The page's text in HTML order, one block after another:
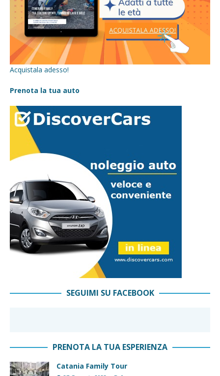
Acquistala adesso!
Prenota la tua auto
SEGUIMI SU FACEBOOK
PRENOTA LA TUA ESPERIENZA
Catania Family Tour